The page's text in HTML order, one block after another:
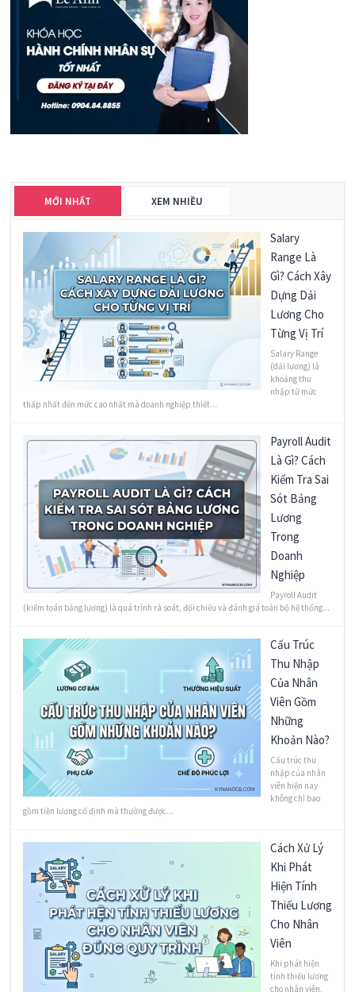
MỚI NHẤT XEM NHIỀU
Salary
Range Là
Gì? Cách Xây
Dựng Dải
Lương Cho
Từng Vị Trí
Salary Range
(dải lương) là
khoảng thu
nhập từ mức
thấp nhất đến mức cao nhất mà doanh nghiệp thiết...
Payroll Audit
Là Gì? Cách
Kiểm Tra Sai
Sót Bảng
Lương
Trong
Doanh
Nghiệp
Payroll Audit
(kiểm toán bảng lương) là quá trình rà soát, đối chiếu và đánh giá toàn bộ hệ thống...
Cấu Trúc
Thu Nhập
Của Nhân
Viên Gồm
Những
Khoản Nào?
Cấu trúc thu
nhập của nhân
viên hiện nay
không chỉ bao
gồm tiền lương cố định mà thường được...
Cách Xử Lý
Khi Phát
Hiện Tính
Thiếu Lương
Cho Nhân
Viên
Khi phát hiện
tính thiếu lương
cho nhân viên,